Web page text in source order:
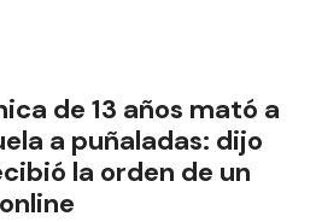
de 13 años mató a
a puñaladas: dijo
la orden de un